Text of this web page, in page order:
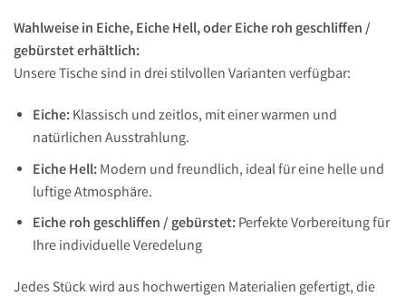
Wahlweise in Eiche, Eiche Hell, oder Eiche roh geschliffen /
gebürstet erhältlich:
Unsere Tische sind in drei stilvollen Varianten verfügbar:
Eiche:Klassisch und zeitlos, mit einer warmen und
natürlichen Ausstrahlung.
Eiche Hell:Modern und freundlich, ideal für eine helle und
luftige Atmosphäre.
Eiche roh geschliffen / gebürstet:Perfekte Vorbereitung für
Ihre individuelle Veredelung
Jedes Stück wird aus hochwertigen Materialien gefertigt, die